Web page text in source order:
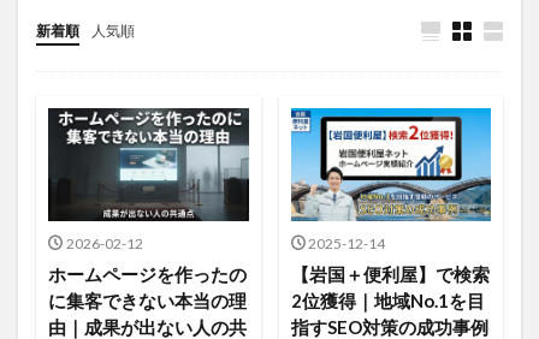
新着順 人気順
2026-02-12
ホームページを作ったの
に集客できない本当の理
由｜成果が出ない人の共
2025-12-14
【岩国＋便利屋】で検索
2位獲得｜地域No.1を目
指すSEO対策の成功事例